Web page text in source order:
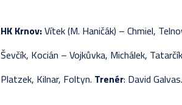
HK Krnov:Vítek (M. Haničák) – Chmiel,
Ševčík, Kocián – Vojkůvka, Michálek,
Platzek, Kilnar, Foltyn. Trenér: David Galvas.